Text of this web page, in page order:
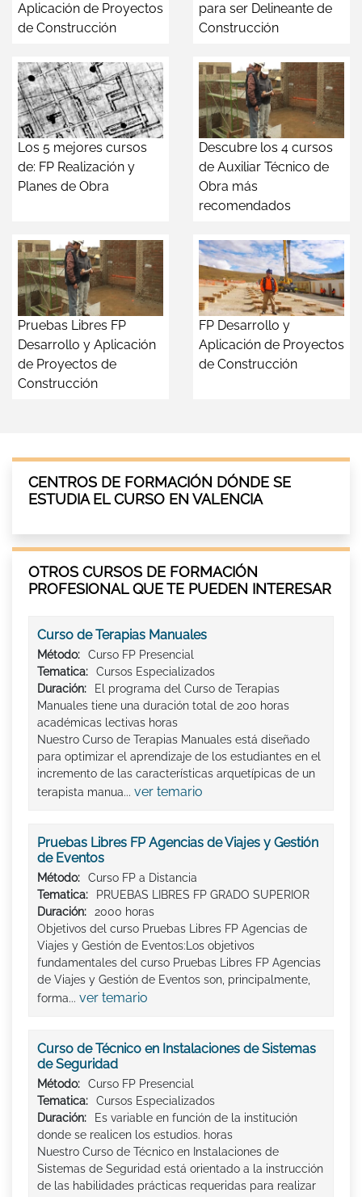
Aplicación de Proyectos
de Construcción
para ser Delineante de
Construcción
Los 5 mejores cursos
de: FP Realización y
Planes de Obra
Descubre los 4 cursos
de Auxiliar Técnico de
Obra más
recomendados
Pruebas Libres FP
Desarrollo y Aplicación
de Proyectos de
Construcción
FP Desarrollo y
Aplicación de Proyectos
de Construcción
CENTROS DE FORMACIÓN DÓNDE SE
ESTUDIA EL CURSO EN VALENCIA
OTROS CURSOS DE FORMACIÓN
PROFESIONAL QUE TE PUEDEN INTERESAR
Curso de Terapias Manuales
Método:
Curso FP Presencial
Tematica:
Cursos Especializados
Duración:
El programa del Curso de Terapias
Manuales tiene una duración total de 200 horas
académicas lectivas horas
Nuestro Curso de Terapias Manuales está diseñado
para optimizar el aprendizaje de los estudiantes en el
incremento de las características arquetípicas de un
terapista manua... ver temario
Pruebas Libres FP Agencias de Viajes y Gestión
de Eventos
Método:
Curso FP a Distancia
Tematica:
PRUEBAS LIBRES FP GRADO SUPERIOR
Duración:
2000 horas
Objetivos del curso Pruebas Libres FP Agencias de
Viajes y Gestión de Eventos:Los objetivos
fundamentales del curso Pruebas Libres FP Agencias
de Viajes y Gestión de Eventos son, principalmente,
forma... ver temario
Curso de Técnico en Instalaciones de Sistemas
de Seguridad
Método:
Curso FP Presencial
Tematica:
Cursos Especializados
Duración:
Es variable en función de la institución
donde se realicen los estudios. horas
Nuestro Curso de Técnico en Instalaciones de
Sistemas de Seguridad está orientado a la instrucción
de las habilidades prácticas requeridas para realizar